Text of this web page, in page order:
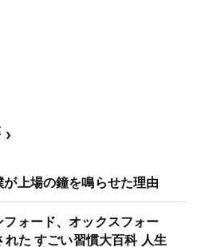
上場の鐘を鳴らせた理由
ォード、オックスフォー
れた すごい習慣大百科 人生